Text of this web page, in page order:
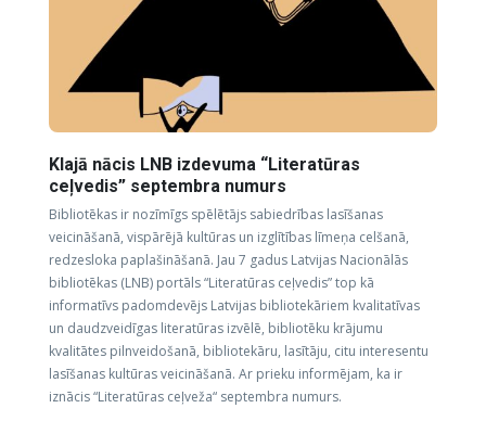
Klajā nācis LNB izdevuma “Literatūras
ceļvedis” septembra numurs
Bibliotēkas ir nozīmīgs spēlētājs sabiedrības lasīšanas
veicināšanā, vispārējā kultūras un izglītības līmeņa celšanā,
redzesloka paplašināšanā. Jau 7 gadus Latvijas Nacionālās
bibliotēkas (LNB) portāls “Literatūras ceļvedis” top kā
informatīvs padomdevējs Latvijas bibliotekāriem kvalitatīvas
un daudzveidīgas literatūras izvēlē, bibliotēku krājumu
kvalitātes pilnveidošanā, bibliotekāru, lasītāju, citu interesentu
lasīšanas kultūras veicināšanā. Ar prieku informējam, ka ir
iznācis “Literatūras ceļveža“ septembra numurs.